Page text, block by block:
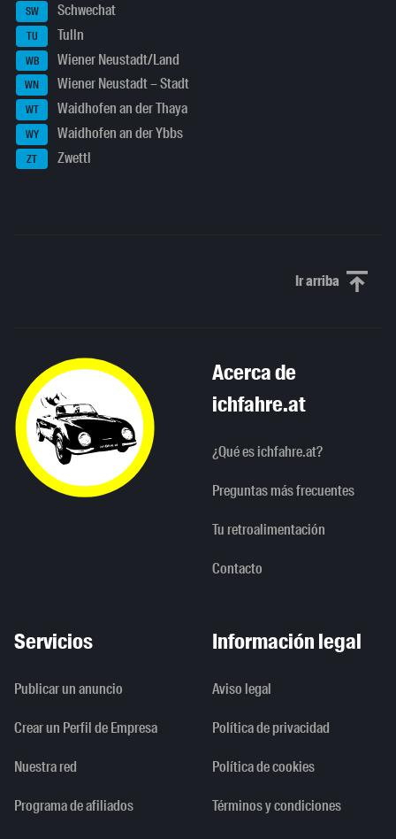
SW Schwechat
TU Tulln
WB Wiener Neustadt/Land
WN Wiener Neustadt – Stadt
WT Waidhofen an der Thaya
WY Waidhofen an der Ybbs
ZT Zwettl
Ir arribaScroll to
Acerca de
ichfahre.at
¿Qué es ichfahre.at?
Preguntas más frecuentes
Tu retroalimentación
Contacto
Servicios
Publicar un anuncio
Crear un Perfil de Empresa
Nuestra red
Programa de afiliados
Información legal
Aviso legal
Política de privacidad
Política de cookies
Términos y condiciones